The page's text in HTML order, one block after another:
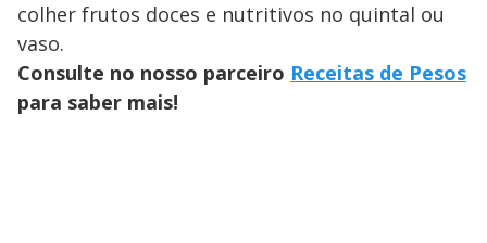
colher frutos doces e nutritivos no quintal ou
vaso.
Consulte no nosso parceiro Receitas de Pesos
para saber mais!